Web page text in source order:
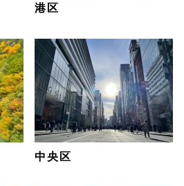
港区
中央区